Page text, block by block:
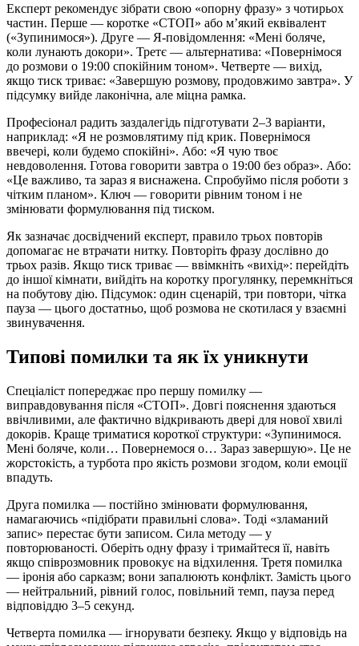
Експерт рекомендує зібрати свою «опорну фразу» з чотирьох
частин. Перше — коротке «СТОП» або м’який еквівалент
(«Зупинимося»). Друге — Я-повідомлення: «Мені боляче,
коли лунають докори». Третє — альтернатива: «Повернімося
до розмови о 19:00 спокійним тоном». Четверте — вихід,
якщо тиск триває: «Завершую розмову, продовжимо завтра». У
підсумку вийде лаконічна, але міцна рамка.
Професіонал радить заздалегідь підготувати 2–3 варіанти,
наприклад: «Я не розмовлятиму під крик. Повернімося
ввечері, коли будемо спокійні». Або: «Я чую твоє
невдоволення. Готова говорити завтра о 19:00 без образ». Або:
«Це важливо, та зараз я виснажена. Спробуймо після роботи з
чітким планом». Ключ — говорити рівним тоном і не
змінювати формулювання під тиском.
Як зазначає досвідчений експерт, правило трьох повторів
допомагає не втрачати нитку. Повторіть фразу дослівно до
трьох разів. Якщо тиск триває — ввімкніть «вихід»: перейдіть
до іншої кімнати, вийдіть на коротку прогулянку, перемкніться
на побутову дію. Підсумок: один сценарій, три повтори, чітка
пауза — цього достатньо, щоб розмова не скотилася у взаємні
звинувачення.
Типові помилки та як їх уникнути
Спеціаліст попереджає про першу помилку —
виправдовування після «СТОП». Довгі пояснення здаються
ввічливими, але фактично відкривають двері для нової хвилі
докорів. Краще триматися короткої структури: «Зупинимося.
Мені боляче, коли… Повернемося о… Зараз завершую». Це не
жорстокість, а турбота про якість розмови згодом, коли емоції
впадуть.
Друга помилка — постійно змінювати формулювання,
намагаючись «підібрати правильні слова». Тоді «зламаний
запис» перестає бути записом. Сила методу — у
повторюваності. Оберіть одну фразу і тримайтеся її, навіть
якщо співрозмовник провокує на відхилення. Третя помилка
— іронія або сарказм; вони запалюють конфлікт. Замість цього
— нейтральний, рівний голос, повільний темп, пауза перед
відповіддю 3–5 секунд.
Четверта помилка — ігнорувати безпеку. Якщо у відповідь на